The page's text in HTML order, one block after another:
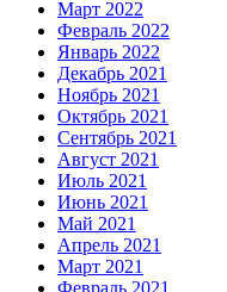
Март 2022
Февраль 2022
Январь 2022
Декабрь 2021
Ноябрь 2021
Октябрь 2021
Сентябрь 2021
Август 2021
Июль 2021
Июнь 2021
Май 2021
Апрель 2021
Март 2021
Февраль 2021